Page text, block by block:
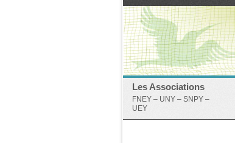
Les Associations
FNEY – UNY – SNPY –
UEY